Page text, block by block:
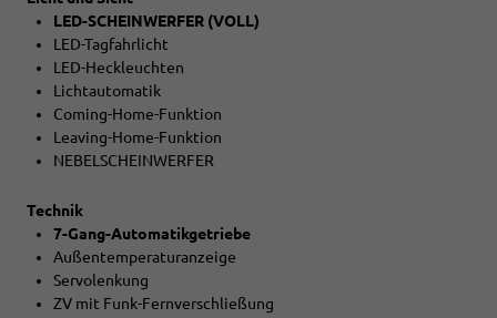
LED-SCHEINWERFER (VOLL)
LED-Tagfahrlicht
LED-Heckleuchten
Lichtautomatik
Coming-Home-Funktion
Leaving-Home-Funktion
NEBELSCHEINWERFER
Technik
7-Gang-Automatikgetriebe
Außentemperaturanzeige
Servolenkung
ZV mit Funk-Fernverschließung